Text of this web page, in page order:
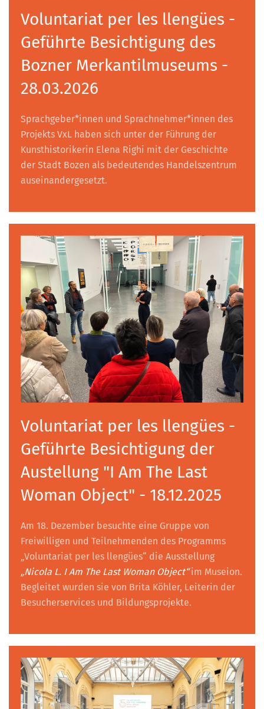
Voluntariat per les llengües -
Geführte Besichtigung des
Bozner Merkantilmuseums -
28.03.2026
Sprachgeber*innen und Sprachnehmer*innen des
Projekts VxL haben sich unter der Führung der
Kunsthistorikerin Elena Righi mit der Geschichte
der Stadt Bozen als bedeutendes Handelszentrum
auseinandergesetzt.
Voluntariat per les llengües -
Geführte Besichtigung der
Austellung "I Am The Last
Woman Object" - 18.12.2025
Am 18. Dezember besuchte eine Gruppe von
Freiwilligen und Teilnehmenden des Programms
„Voluntariat per les llengües“ die Ausstellung
„Nicola L. I Am The Last Woman Object“im Museion.
Begleitet wurden sie von Brita Köhler, Leiterin der
Besucherservices und Bildungsprojekte.